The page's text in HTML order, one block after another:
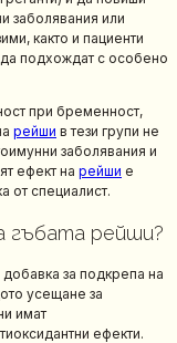
заболявания или
както и пациенти
подхождат с особено
при бременност,
рейши в тези групи не
заболявания и
ефект на рейши е
от специалист.
гъбата рейши?
за подкрепа на
усещане за
имат
ефекти.